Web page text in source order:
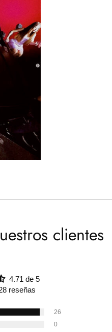
clientes
4.71 de 5
reseñas
26
0